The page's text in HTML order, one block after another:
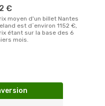
€
est d´environ 1152 €,
étant sur la base des 6
mois.